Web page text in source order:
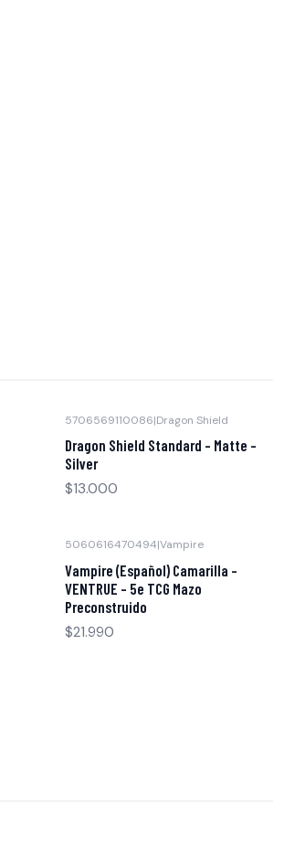
5706569110086|Dragon Shield
Dragon Shield Standard - Matte -
Silver
$13.000
5060616470494|Vampire
Vampire (Español) Camarilla -
VENTRUE - 5e TCG Mazo
Preconstruido
$21.990